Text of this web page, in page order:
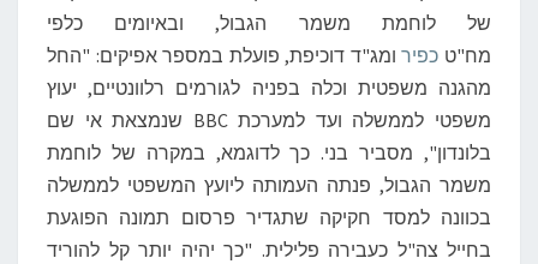
של לוחמת משמר הגבול, ובאיומים כלפי
מח"ט כפירומג"ד דוכיפת, פועלת במספר אפיקים: "החל
מהגנה משפטית וכלה בפניה לגורמים רלוונטיים, יעוץ
משפטי לממשלה ועד למערכת BBC שנמצאת אי שם
בלונדון", מסביר בני. כך לדוגמא, במקרה של לוחמת
משמר הגבול, פנתה העמותה ליועץ המשפטי לממשלה
בכוונה למסד חקיקה שתגדיר פרסום תמונה הפוגעת
בחייל צה"ל כעבירה פלילית. "כך יהיה יותר קל להוריד